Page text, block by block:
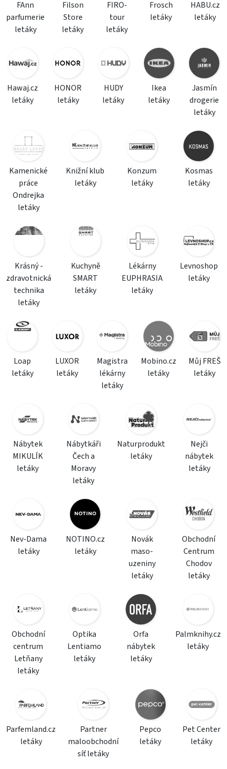
FAnn
parfumerie
letáky
Filson
Store
letáky
FIRO-
tour
letáky
Frosch
letáky
HABU.cz
letáky
Hawaj.cz
letáky
HONOR
letáky
HUDY
letáky
Ikea
letáky
Jasmín
drogerie
letáky
Kamenické
práce
Ondrejka
letáky
Knižní klub
letáky
Konzum
letáky
Kosmas
letáky
Krásný -
zdravotnická
technika
letáky
Kuchyně
SMART
letáky
Lékárny
EUPHRASIA
letáky
Levnoshop
letáky
Loap
letáky
LUXOR
letáky
Magistra
lékárny
letáky
Mobino.cz
letáky
Můj FREŠ
letáky
Nábytek
MIKULÍK
letáky
Nábytkáři
Čech a
Moravy
letáky
Naturprodukt
letáky
Nejči
nábytek
letáky
Nev-Dama
letáky
NOTINO.cz
letáky
Novák
maso-
uzeniny
letáky
Obchodní
Centrum
Chodov
letáky
Obchodní
centrum
Letňany
letáky
Optika
Lentiamo
letáky
Orfa
nábytek
letáky
Palmknihy.cz
letáky
Parfemland.cz
letáky
Partner
maloobchodní
síť letáky
Pepco
letáky
Pet Center
letáky